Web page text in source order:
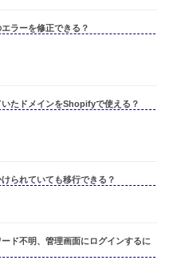
ラーを修正できる？
たドメインをShopifyで使える？
られていても移行できる？
ド不明、管理画面にログインするに